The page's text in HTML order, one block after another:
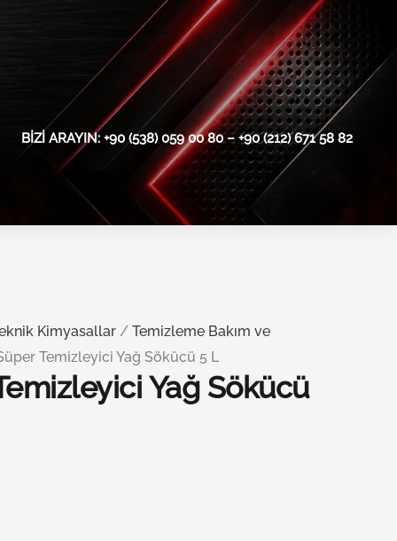
BIZI ARAYIN: +90 (538) 059 00 80 – +90 (212) 671 58 82
Kimyasallar /Temizleme Bakım ve
Temizleyici Yağ Sökücü 5 L
Yağ Sökücü